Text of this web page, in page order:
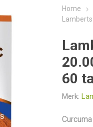
Home
60
Merk: